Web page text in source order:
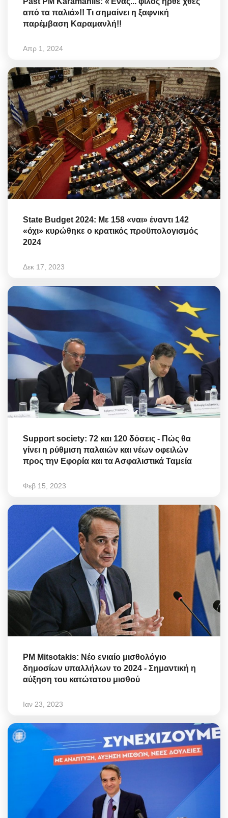
από τα παλιά»!! Τι σημαίνει η ξαφνική
παρέμβαση Καραμανλή!!
Απρ 1, 2024
State Budget 2024: Με 158 «ναι» έναντι 142
«όχι» κυρώθηκε ο κρατικός προϋπολογισμός
2024
Δεκ 17, 2023
Support society: 72 και 120 δόσεις - Πώς θα
γίνει η ρύθμιση παλαιών και νέων οφειλών
προς την Εφορία και τα Ασφαλιστικά Ταμεία
Φεβ 15, 2023
PM Mitsotakis: Νέο ενιαίο μισθολόγιο
δημοσίων υπαλλήλων το 2024 - Σημαντική η
αύξηση του κατώτατου μισθού
Ιαν 23, 2023